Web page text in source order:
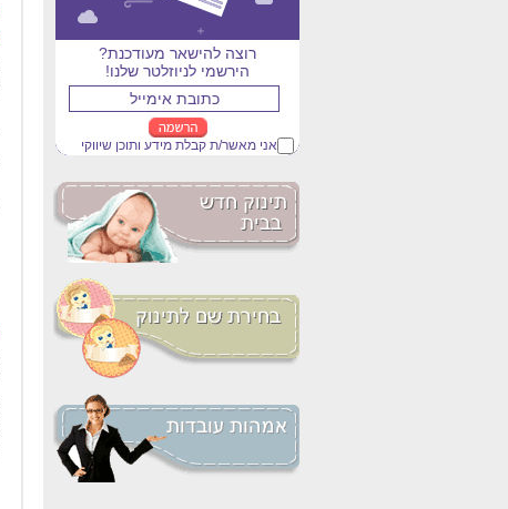
רוצה להישאר מעודכנת?
הירשמי לניוזלטר שלנו!
אני מאשר/ת קבלת מידע ותוכן שיווקי